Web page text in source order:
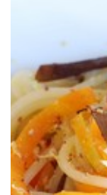
RETO
DE TRIGO,
Un plato de
tallarines de